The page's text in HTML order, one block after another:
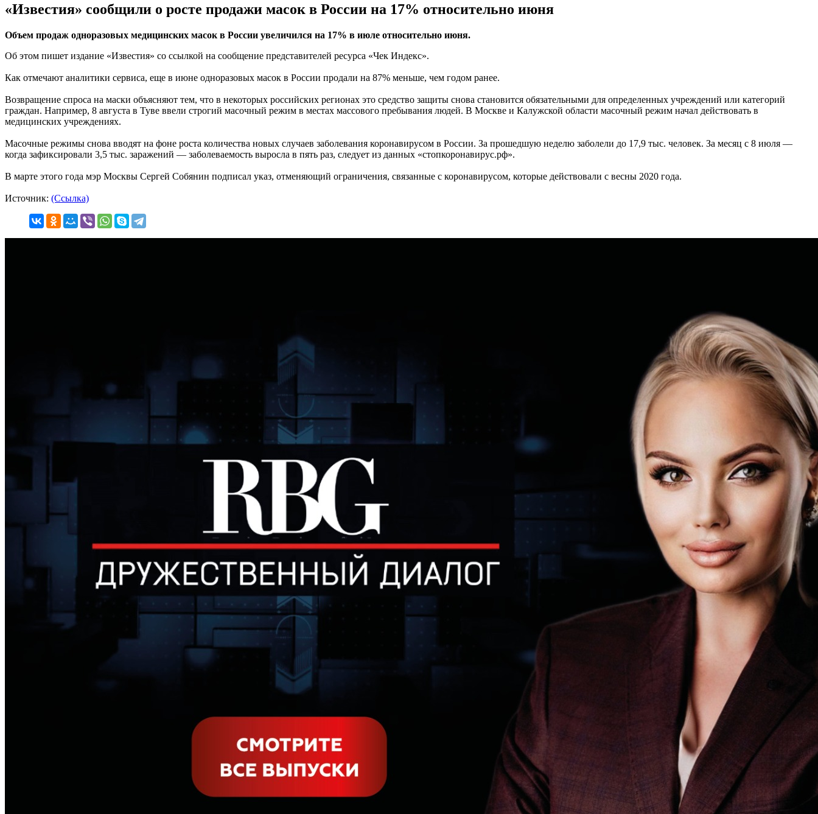
«Известия» сообщили о росте продажи масок в России на 17% относительно июня
Объем продаж одноразовых медицинских масок в России увеличился на 17% в июле относительно июня.
Об этом пишет издание «Известия» со ссылкой на сообщение представителей ресурса «Чек Индекс».
Как отмечают аналитики сервиса, еще в июне одноразовых масок в России продали на 87% меньше, чем годом ранее.
Возвращение спроса на маски объясняют тем, что в некоторых российских регионах это средство защиты снова становится обязательными для определенных учреждений или категорий
граждан. Например, 8 августа в Туве ввели строгий масочный режим в местах массового пребывания людей. В Москве и Калужской области масочный режим начал действовать в
медицинских учреждениях.
Масочные режимы снова вводят на фоне роста количества новых случаев заболевания коронавирусом в России. За прошедшую неделю заболели до 17,9 тыс. человек. За месяц с 8 июля —
когда зафиксировали 3,5 тыс. заражений — заболеваемость выросла в пять раз, следует из данных «стопкоронавирус.рф».
В марте этого года мэр Москвы Сергей Собянин подписал указ, отменяющий ограничения, связанные с коронавирусом, которые действовали с весны 2020 года.
Источник: (Ссылка)